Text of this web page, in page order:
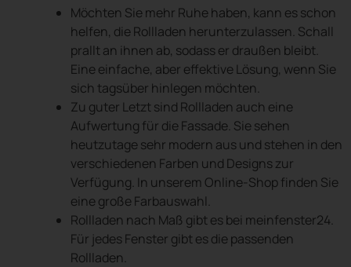
Möchten Sie mehr Ruhe haben, kann es schon
helfen, die Rollladen herunterzulassen. Schall
prallt an ihnen ab, sodass er draußen bleibt.
Eine einfache, aber effektive Lösung, wenn Sie
sich tagsüber hinlegen möchten.
Zu guter Letzt sind Rollladen auch eine
Aufwertung für die Fassade. Sie sehen
heutzutage sehr modern aus und stehen in den
verschiedenen Farben und Designs zur
Verfügung. In unserem Online-Shop finden Sie
eine große Farbauswahl.
Rollladen nach Maß gibt es bei meinfenster24.
Für jedes Fenster gibt es die passenden
Rollladen.